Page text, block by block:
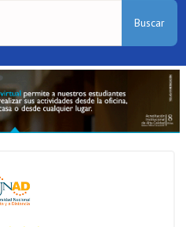
Buscar